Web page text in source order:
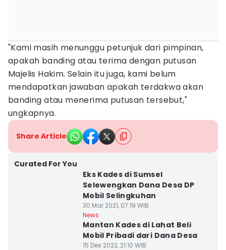
"Kami masih menunggu petunjuk dari pimpinan,
apakah banding atau terima dengan putusan
Majelis Hakim. Selain itu juga, kami belum
mendapatkan jawaban apakah terdakwa akan
banding atau menerima putusan tersebut,"
ungkapnya.
Share Article
Curated For You
Eks Kades di Sumsel
Selewengkan Dana Desa DP
Mobil Selingkuhan
30 Mar 2021, 07:19 WIB
News
Mantan Kades di Lahat Beli
Mobil Pribadi dari Dana Desa
15 Des 2022, 21:10 WIB